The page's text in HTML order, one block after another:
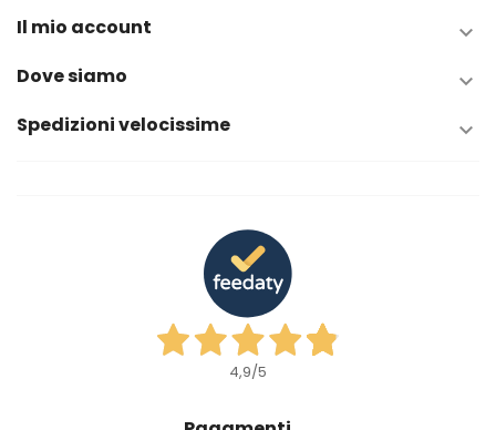
Il mio account 
Dove siamo 
Spedizioni velocissime 
4,9/5